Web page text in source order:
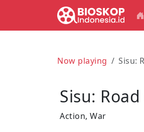
Now playing Sisu:
Sisu:
Action, War